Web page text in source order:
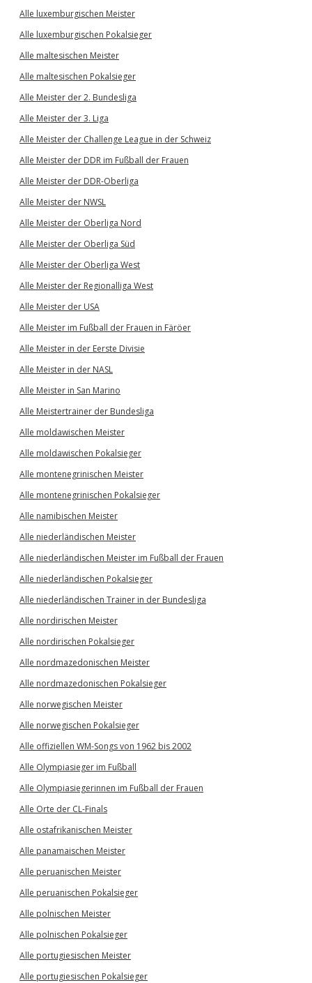
Alle luxemburgischen Meister
Alle luxemburgischen Pokalsieger
Alle maltesischen Meister
Alle maltesischen Pokalsieger
Alle Meister der 2. Bundesliga
Alle Meister der 3. Liga
Alle Meister der Challenge League in der Schweiz
Alle Meister der DDR im Fußball der Frauen
Alle Meister der DDR-Oberliga
Alle Meister der NWSL
Alle Meister der Oberliga Nord
Alle Meister der Oberliga Süd
Alle Meister der Oberliga West
Alle Meister der Regionalliga West
Alle Meister der USA
Alle Meister im Fußball der Frauen in Färöer
Alle Meister in der Eerste Divisie
Alle Meister in der NASL
Alle Meister in San Marino
Alle Meistertrainer der Bundesliga
Alle moldawischen Meister
Alle moldawischen Pokalsieger
Alle montenegrinischen Meister
Alle montenegrinischen Pokalsieger
Alle namibischen Meister
Alle niederländischen Meister
Alle niederländischen Meister im Fußball der Frauen
Alle niederländischen Pokalsieger
Alle niederländischen Trainer in der Bundesliga
Alle nordirischen Meister
Alle nordirischen Pokalsieger
Alle nordmazedonischen Meister
Alle nordmazedonischen Pokalsieger
Alle norwegischen Meister
Alle norwegischen Pokalsieger
Alle offiziellen WM-Songs von 1962 bis 2002
Alle Olympiasieger im Fußball
Alle Olympiasiegerinnen im Fußball der Frauen
Alle Orte der CL-Finals
Alle ostafrikanischen Meister
Alle panamaischen Meister
Alle peruanischen Meister
Alle peruanischen Pokalsieger
Alle polnischen Meister
Alle polnischen Pokalsieger
Alle portugiesischen Meister
Alle portugiesischen Pokalsieger